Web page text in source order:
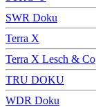
SWR Doku
Terra X
Terra X Lesch & Co
TRU DOKU
WDR Doku